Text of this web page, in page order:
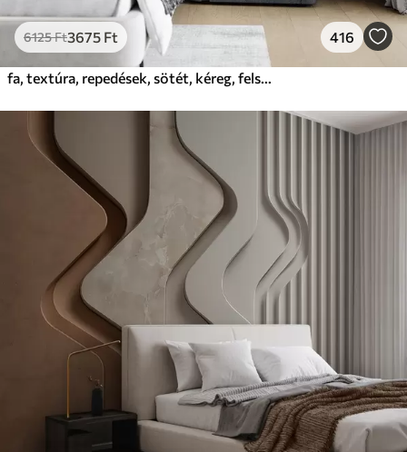
6125Ft3675 Ft 416